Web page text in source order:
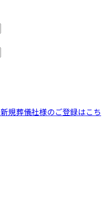
新規葬儀社様のご登録はこち